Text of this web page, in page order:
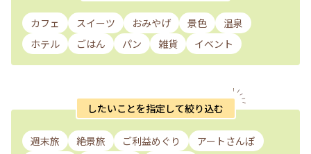
カフェ スイーツ おみやげ 景色
温泉
ホテル
ごはん パン 雑貨 イベント
したいことを指定して絞り込む
週末旅 絶景旅 ご利益めぐり
アートさんぽ